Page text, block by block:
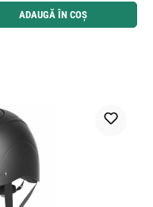
butoanele pentru a mări sau micșora
ADAUGĂ ÎN COȘ